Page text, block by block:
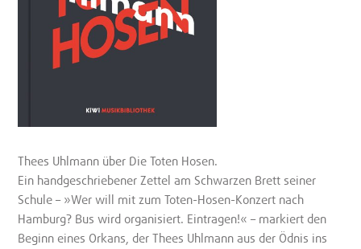
Thees Uhlmann über Die Toten Hosen.
Ein handgeschriebener Zettel am Schwarzen Brett seiner
Schule – »Wer will mit zum Toten-Hosen-Konzert nach
Hamburg? Bus wird organisiert. Eintragen!« – markiert den
Beginn eines Orkans, der Thees Uhlmann aus der Ödnis ins